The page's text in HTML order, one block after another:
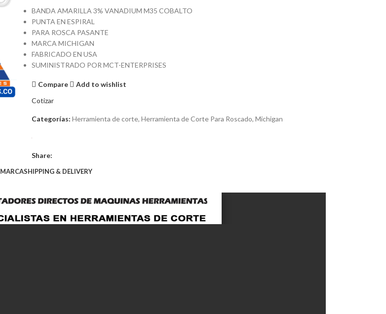
BANDA AMARILLA 3% VANADIUM M35 COBALTO
PUNTA EN ESPIRAL
PARA ROSCA PASANTE
MARCA MICHIGAN
FABRICADO EN USA
SUMINISTRADO POR MCT-ENTERPRISES
Compare
Add to wishlist
Cotizar
Categorías: Herramienta de corte, Herramienta de Corte Para Roscado, Michigan
Share:
MARCASHIPPING & DELIVERY